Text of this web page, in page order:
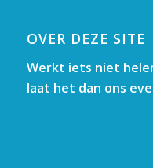
OVER DEZE SITE
Werkt iets niet
laat het dan ons